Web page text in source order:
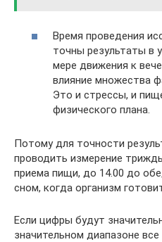
Время проведения
точны результаты в
мере движения к
влияние множества
Это и стрессы, и
физического плана.
Потому для точности
проводить измерение
приема пищи, до 14.00 до
сном, когда организм
Если цифры будут
значительном диапазоне